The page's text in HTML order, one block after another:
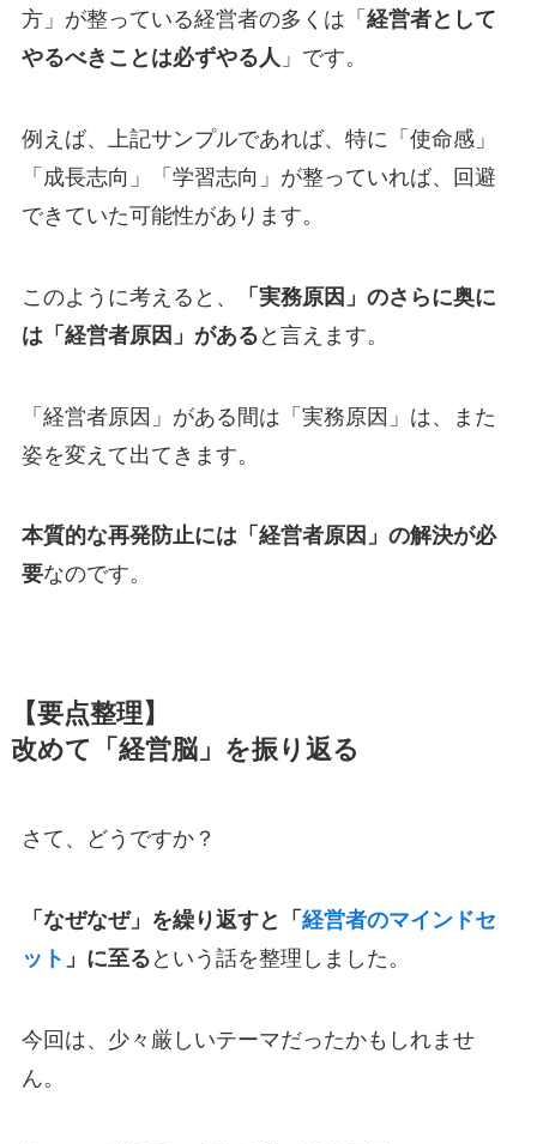
方」が整っている経営者の多くは「 経営者として
やるべきことは必ずやる人 」です。
例えば、上記サンプルであれば、特に「使命感」
「成長志向」「学習志向」が整っていれば、回避
できていた可能性があります。
このように考えると、
「実務原因」のさらに奥に
は「経営者原因」がある と言えます。
「経営者原因」がある間は「実務原因」は、また
姿を変えて出てきます。
本質的な再発防止には「経営者原因」の解決が必
要なのです。
【要点整理】
改めて「経営脳」を振り返る
さて、どうですか？
「なぜなぜ」を繰り返すと「 経営者のマインドセ
ット 」に至る という話を整理しました。
今回は、少々厳しいテーマだったかもしれませ
ん。